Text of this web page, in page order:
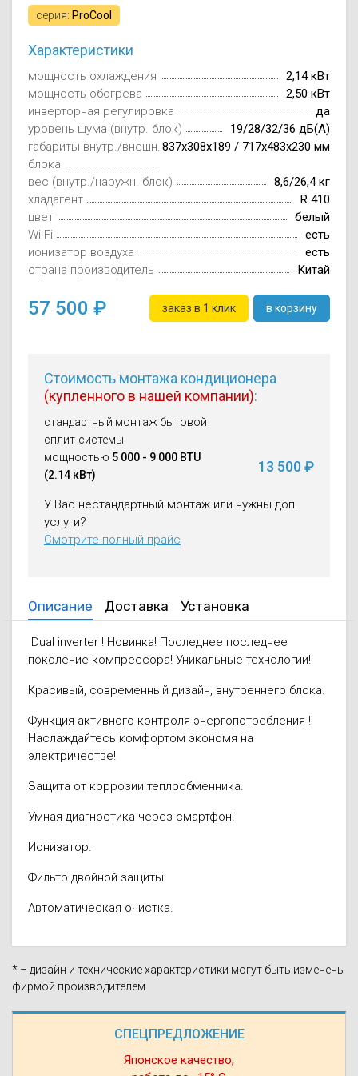
СПЕЦПРЕДЛОЖЕНИЕ
Японское качество,
серия: ProCool
Характеристики
мощность охлаждения
2,14 кВт
мощность обогрева
2,50 кВт
инверторная регулировка
да
уровень шума (внутр. блок)
19/28/32/36 дБ(А)
габариты внутр./внешн.
блока
837х308х189 / 717х483х230 мм
вес (внутр./наружн. блок)
8,6/26,4 кг
хладагент
R 410
цвет
белый
Wi-Fi
есть
ионизатор воздуха
есть
страна производитель
Китай
57 500 заказ в 1 клик в корзину
Стоимость монтажа кондиционера
(купленного в нашей компании):
стандартный монтаж бытовой
сплит-системы
мощностью 5 000 - 9 000 BTU
(2.14 кВт)
13 500
У Вас нестандартный монтаж или нужны доп.
услуги?
Смотрите полный прайс
Описание Доставка Установка
Dual inverter ! Новинка! Последнее последнее
поколение компрессора! Уникальные технологии!
Красивый, современный дизайн, внутреннего блока.
Функция активного контроля энергопотребления !
Наслаждайтесь комфортом экономя на
электричестве!
Защита от коррозии теплообменника.
Умная диагностика через смартфон!
Ионизатор.
Фильтр двойной защиты.
Автоматическая очистка.
* – дизайн и технические характеристики могут быть изменены
фирмой производителем